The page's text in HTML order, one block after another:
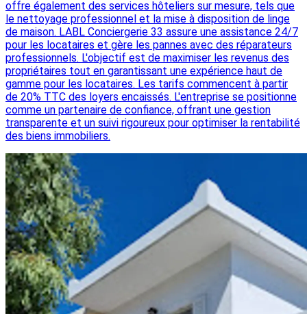
offre également des services hôteliers sur mesure, tels que
le nettoyage professionnel et la mise à disposition de linge
de maison. LABL Conciergerie 33 assure une assistance 24/7
pour les locataires et gère les pannes avec des réparateurs
professionnels. L'objectif est de maximiser les revenus des
propriétaires tout en garantissant une expérience haut de
gamme pour les locataires. Les tarifs commencent à partir
de 20% TTC des loyers encaissés. L'entreprise se positionne
comme un partenaire de confiance, offrant une gestion
transparente et un suivi rigoureux pour optimiser la rentabilité
des biens immobiliers.